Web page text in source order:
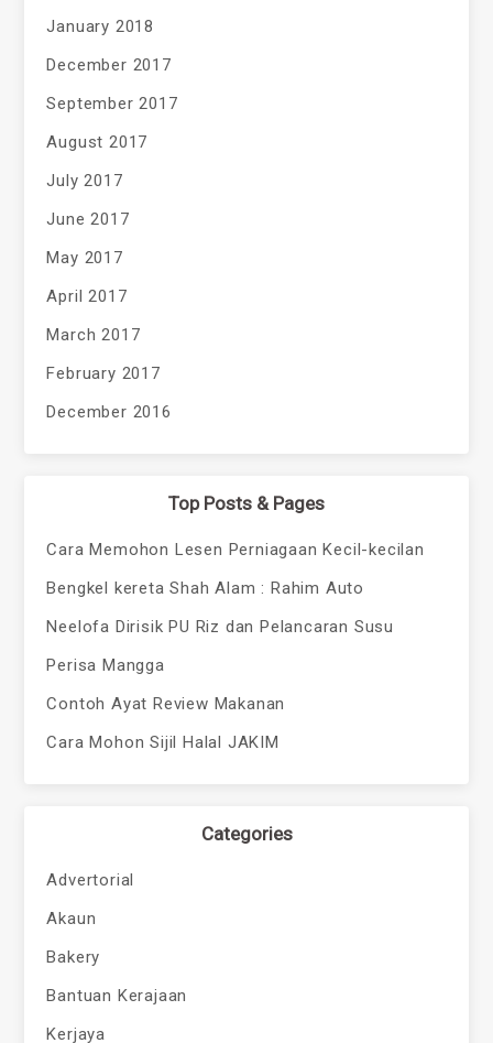
January 2018
December 2017
September 2017
August 2017
July 2017
June 2017
May 2017
April 2017
March 2017
February 2017
December 2016
Top Posts & Pages
Cara Memohon Lesen Perniagaan Kecil-kecilan
Bengkel kereta Shah Alam : Rahim Auto
Neelofa Dirisik PU Riz dan Pelancaran Susu
Perisa Mangga
Contoh Ayat Review Makanan
Cara Mohon Sijil Halal JAKIM
Categories
Advertorial
Akaun
Bakery
Bantuan Kerajaan
Kerjaya